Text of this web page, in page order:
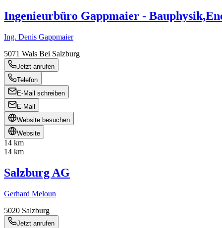
Ingenieurbüro Gappmaier -
Ing. Denis Gappmaier
5071 Wals Bei Salzburg
Jetzt anrufen
Telefon
E-Mail schreiben
E-Mail
Website besuchen
Website
14 km
14 km
Salzburg AG
Gerhard Meloun
5020 Salzburg
Jetzt anrufen